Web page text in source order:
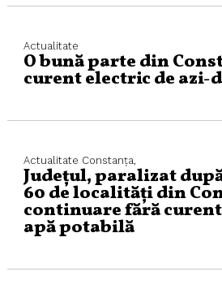
Actualitate
O bună parte din
curent electric de azi-
Actualitate Constanța,
Județul, paralizat
60 de localități din
continuare fără
apă potabilă